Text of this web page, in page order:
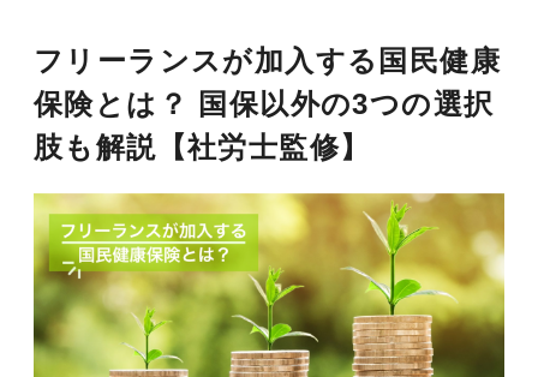
フリーランスが加入する国民健康
保険とは？ 国保以外の3つの選択
肢も解説【社労士監修】